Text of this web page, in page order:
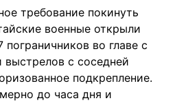
требование покинуть
военные открыли
пограничников во главе с
с соседней
подкрепление.
до часа дня и